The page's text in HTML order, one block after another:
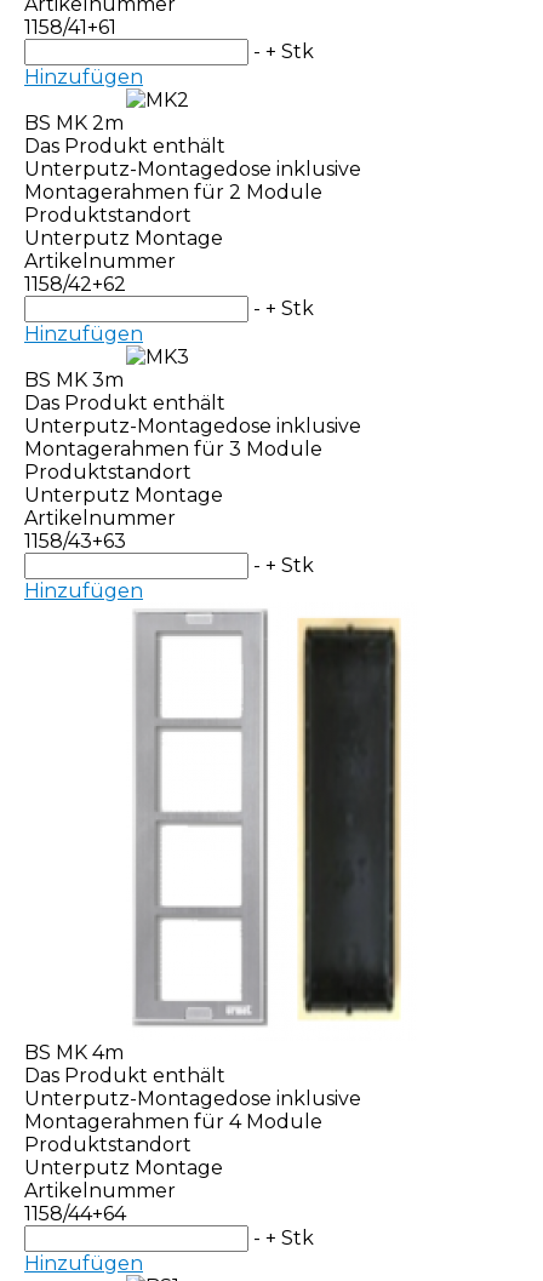
1158/41+61
- + Stk
Hinzufügen
BS MK 2m
Das Produkt enthält
Unterputz-Montagedose inklusive
Montagerahmen für 2 Module
Produktstandort
Unterputz Montage
Artikelnummer
1158/42+62
- + Stk
Hinzufügen
BS MK 3m
Das Produkt enthält
Unterputz-Montagedose inklusive
Montagerahmen für 3 Module
Produktstandort
Unterputz Montage
Artikelnummer
1158/43+63
- + Stk
Hinzufügen
BS MK 4m
Das Produkt enthält
Unterputz-Montagedose inklusive
Montagerahmen für 4 Module
Produktstandort
Unterputz Montage
Artikelnummer
1158/44+64
- + Stk
Hinzufügen